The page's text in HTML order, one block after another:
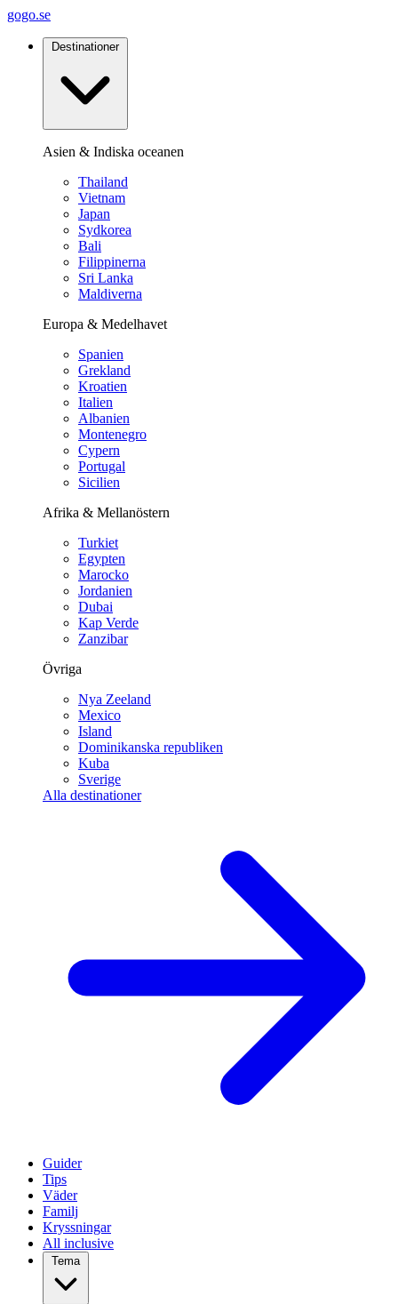
gogo.se
Destinationer
Asien & Indiska oceanen
Thailand
Vietnam
Japan
Sydkorea
Bali
Filippinerna
Sri Lanka
Maldiverna
Europa & Medelhavet
Spanien
Grekland
Kroatien
Italien
Albanien
Montenegro
Cypern
Portugal
Sicilien
Afrika & Mellanöstern
Turkiet
Egypten
Marocko
Jordanien
Dubai
Kap Verde
Zanzibar
Övriga
Nya Zeeland
Mexico
Island
Dominikanska republiken
Kuba
Sverige
Alla destinationer
Guider
Tips
Väder
Familj
Kryssningar
All inclusive
Tema